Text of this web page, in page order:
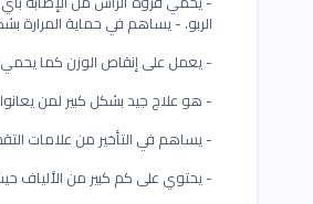
الربو. - يساهم في حماية المرارة
- يعمل على إنقاص الوزن كما يحمي
- هو علاج جيد بشكل كبير لمن
- يساهم في التأخير من علامات
- يحتوي على كم كبير من الألياف